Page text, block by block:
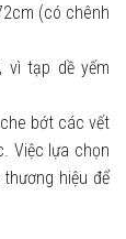
(có chênh
vì tạp dề yếm
bớt các vết
Việc lựa chọn
hiệu để